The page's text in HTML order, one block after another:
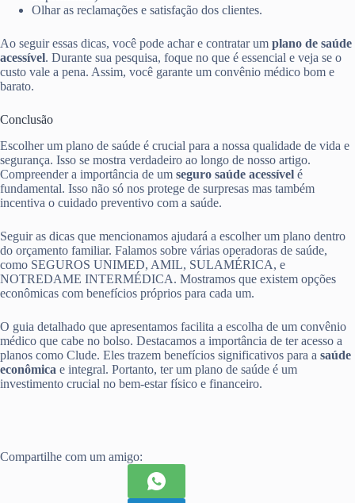
Olhar as reclamações e satisfação dos clientes.
Ao seguir essas dicas, você pode achar e contratar um plano de saúde
acessível. Durante sua pesquisa, foque no que é essencial e veja se o
custo vale a pena. Assim, você garante um convênio médico bom e
barato.
Conclusão
Escolher um plano de saúde é crucial para a nossa qualidade de vida e
segurança. Isso se mostra verdadeiro ao longo de nosso artigo.
Compreender a importância de um seguro saúde acessível é
fundamental. Isso não só nos protege de surpresas mas também
incentiva o cuidado preventivo com a saúde.
Seguir as dicas que mencionamos ajudará a escolher um plano dentro
do orçamento familiar. Falamos sobre várias operadoras de saúde,
como SEGUROS UNIMED, AMIL, SULAMÉRICA, e
NOTREDAME INTERMÉDICA. Mostramos que existem opções
econômicas com benefícios próprios para cada um.
O guia detalhado que apresentamos facilita a escolha de um convênio
médico que cabe no bolso. Destacamos a importância de ter acesso a
planos como Clude. Eles trazem benefícios significativos para a saúde
econômica e integral. Portanto, ter um plano de saúde é um
investimento crucial no bem-estar físico e financeiro.
Compartilhe com um amigo: